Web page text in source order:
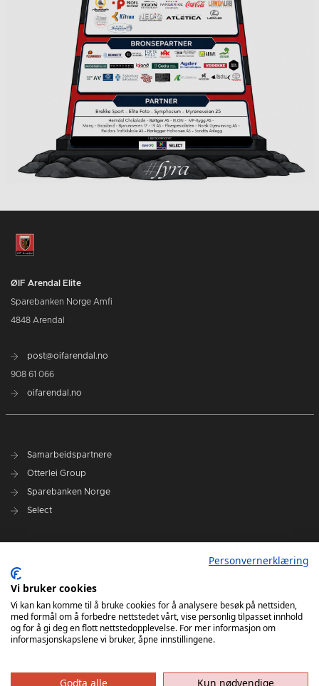
ØIF Arendal Elite
Sparebanken Norge Amfi
4848 Arendal
post@oifarendal.no
908 61 066
oifarendal.no
Samarbeidspartnere
Otterlei Group
Sparebanken Norge
Select
Spillerstall
Administrasjon
Styret
Personvernerklæring
Vi bruker cookies
Vi kan kan komme til å bruke cookies for å analysere besøk på nettsiden,
med formål om å forbedre nettstedet vårt, vise personlig tilpasset innhold
og for å gi deg en flott nettstedopplevelse. For mer informasjon om
informasjonskapslene vi bruker, åpne innstillingene.
Godta alle Kun nødvendige